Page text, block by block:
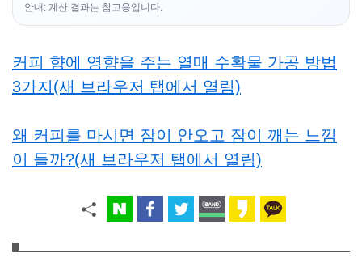
안내: 계산 결과는 참고용입니다.
커피 향에 영향을 주는 열매 수확물 가공 방법
3가지(새 브라우저 탭에서 열림)
왜 커피를 마시면 잠이 안오고 잠이 깨는 느낌
이 들까?(새 브라우저 탭에서 열림)